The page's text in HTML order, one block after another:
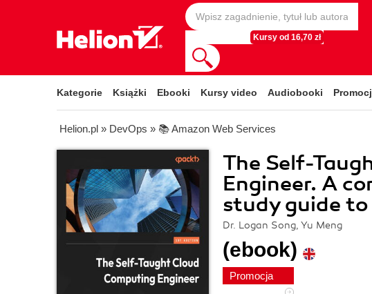
Kursy od 16,70 zł
Kategorie Książki Ebooki Kursy video Audiobooki
Helion.pl » DevOps » 📚 Amazon Web Services
The Self-
Engineer. A
study guide to
Dr. Logan Song, Yu Meng
(ebook)
Promocja